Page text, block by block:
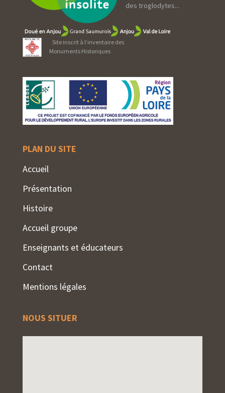
des troglodytes...
Site inscrit à l’inventaire des
Monuments Historiques
PLAN DU SITE
Accueil
Présentation
Histoire
Accueil groupe
Enseignants et éducateurs
Contact
Mentions légales
NOUS SITUER